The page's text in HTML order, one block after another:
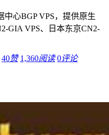
中心BGP VPS，提供原生
GIA VPS、日本东京CN2-
40赞 1,360阅读 0评论